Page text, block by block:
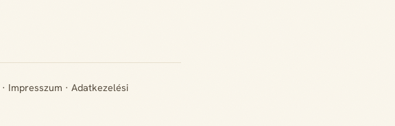
· Impresszum · Adatkezelési